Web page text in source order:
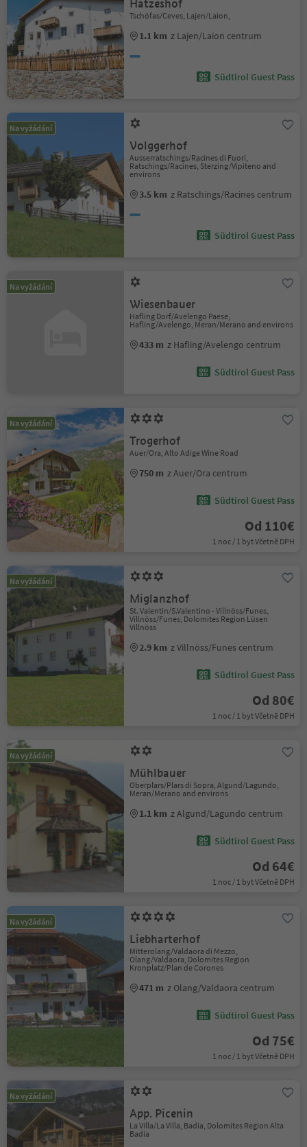
Hatzeshof
Tschöfas/Ceves, Lajen/Laion,
1.1 km z Lajen/Laion centrum
Südtirol Guest Pass
Na vyžádání
Volggerhof
Ausserratschings/Racines di Fuori,
Ratschings/Racines, Sterzing/Vipiteno and
environs
3.5 km z Ratschings/Racines centrum
Südtirol Guest Pass
Na vyžádání
Wiesenbauer
Hafling Dorf/Avelengo Paese,
Hafling/Avelengo, Meran/Merano and environs
433 m z Hafling/Avelengo centrum
Südtirol Guest Pass
Na vyžádání
Trogerhof
Auer/Ora, Alto Adige Wine Road
750 m z Auer/Ora centrum
Südtirol Guest Pass
Od 110€
1 noc / 1 byt Včetně DPH
Na vyžádání
Miglanzhof
St. Valentin/S.Valentino - Villnöss/Funes,
Villnöss/Funes, Dolomites Region Lüsen
Villnöss
2.9 km z Villnöss/Funes centrum
Südtirol Guest Pass
Od 80€
1 noc / 1 byt Včetně DPH
Na vyžádání
Mühlbauer
Oberplars/Plars di Sopra, Algund/Lagundo,
Meran/Merano and environs
1.1 km z Algund/Lagundo centrum
Südtirol Guest Pass
Od 64€
1 noc / 1 byt Včetně DPH
Na vyžádání
Liebharterhof
Mitterolang/Valdaora di Mezzo,
Olang/Valdaora, Dolomites Region
Kronplatz/Plan de Corones
471 m z Olang/Valdaora centrum
Südtirol Guest Pass
Od 75€
1 noc / 1 byt Včetně DPH
Na vyžádání
App. Picenin
La Villa/La Villa, Badia, Dolomites Region Alta
Badia